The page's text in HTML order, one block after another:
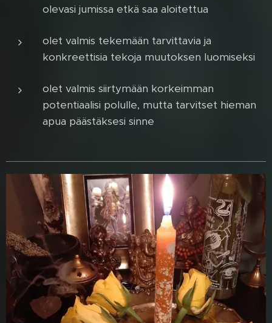
olevasi jumissa etkä saa aloitettua
olet valmis tekemään tarvittavia ja
konkreettisia tekoja muutoksen luomiseksi
olet valmis siirtymään korkeimman
potentiaalisi polulle, mutta tarvitset hieman
apua päästäksesi sinne